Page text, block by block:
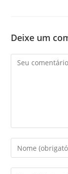
Deixe um